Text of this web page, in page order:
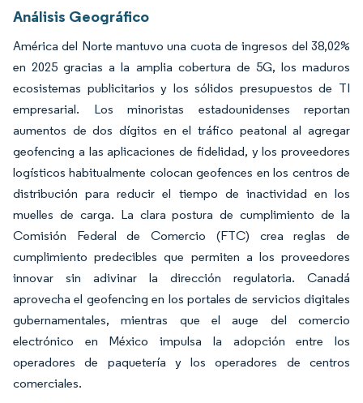
Análisis Geográfico
América del Norte mantuvo una cuota de ingresos del 38,02%
en 2025 gracias a la amplia cobertura de 5G, los maduros
ecosistemas publicitarios y los sólidos presupuestos de TI
empresarial. Los minoristas estadounidenses reportan
aumentos de dos dígitos en el tráfico peatonal al agregar
geofencing a las aplicaciones de fidelidad, y los proveedores
logísticos habitualmente colocan geofences en los centros de
distribución para reducir el tiempo de inactividad en los
muelles de carga. La clara postura de cumplimiento de la
Comisión Federal de Comercio (FTC) crea reglas de
cumplimiento predecibles que permiten a los proveedores
innovar sin adivinar la dirección regulatoria. Canadá
aprovecha el geofencing en los portales de servicios digitales
gubernamentales, mientras que el auge del comercio
electrónico en México impulsa la adopción entre los
operadores de paquetería y los operadores de centros
comerciales.